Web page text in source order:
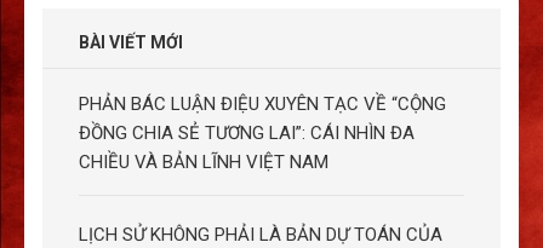
BÀI VIẾT MỚI
PHẢN BÁC LUẬN ĐIỆU XUYÊN TẠC VỀ “CỘNG
ĐỒNG CHIA SẺ TƯƠNG LAI”: CÁI NHÌN ĐA
CHIỀU VÀ BẢN LĨNH VIỆT NAM
LỊCH SỬ KHÔNG PHẢI LÀ BẢN DỰ TOÁN CỦA